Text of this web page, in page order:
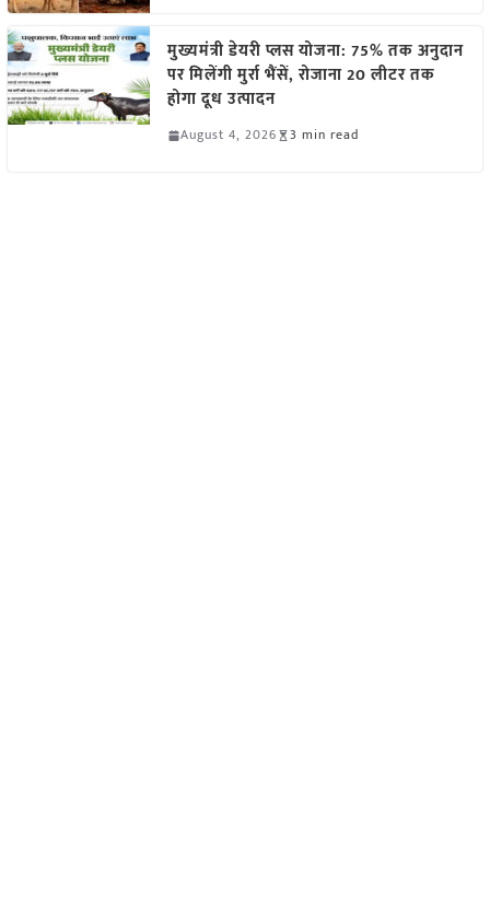
मुख्यमंत्री डेयरी प्लस योजना: 75% तक अनुदान
पर मिलेंगी मुर्रा भैंसें, रोजाना 20 लीटर तक
होगा दूध उत्पादन
August 4, 2026 3 min read